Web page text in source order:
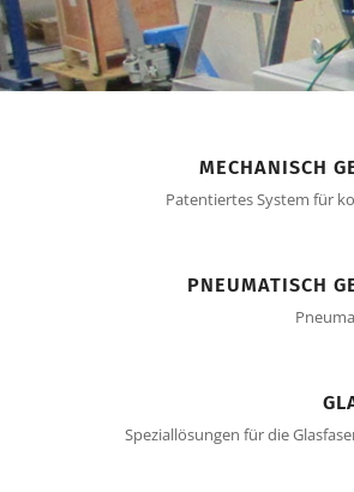
MECHANISCH
Patentiertes System für
PNEUMATISCH
Speziallösungen für die